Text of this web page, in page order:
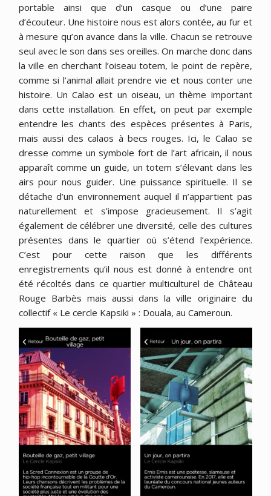
portable ainsi que d’un casque ou d’une paire
d’écouteur. Une histoire nous est alors contée, au fur et
à mesure qu’on avance dans la ville. Chacun se retrouve
seul avec le son dans ses oreilles. On marche donc dans
la ville en cherchant l’oiseau totem, le point de repère,
comme si l’animal allait prendre vie et nous conter une
histoire. Un Calao est un oiseau, un thème important
dans cette installation. En effet, on peut par exemple
entendre les chants des espèces présentes à Paris,
mais aussi des calaos à becs rouges. Ici, le Calao se
dresse comme un symbole fort de l’art africain, il nous
apparaît comme un guide, un totem s’élevant dans les
airs pour nous guider. Une puissance spirituelle. Il se
détache d’un environnement auquel il n’appartient pas
naturellement et s’impose gracieusement. Il s’agit
également de célébrer une diversité, celle des cultures
présentes dans le quartier où s’étend l’expérience.
C’est pour cette raison que les différents
enregistrements qu’il nous est donné à entendre ont
été récoltés dans ce quartier multiculturel de Château
Rouge Barbès mais aussi dans la ville originaire du
collectif « Le cercle Kapsiki » : Douala, au Cameroun.